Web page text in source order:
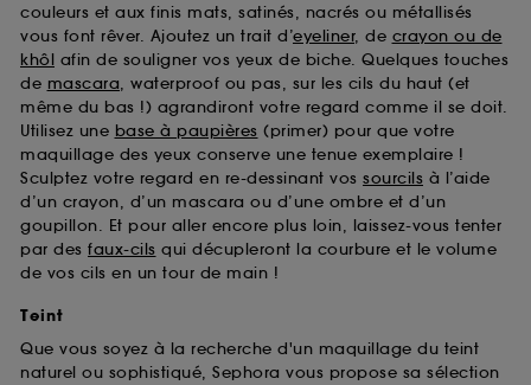
couleurs et aux finis mats, satinés, nacrés ou métallisés
vous font rêver. Ajoutez un trait d’eyeliner, de crayon ou de
khôl afin de souligner vos yeux de biche. Quelques touches
de mascara, waterproof ou pas, sur les cils du haut (et
même du bas !) agrandiront votre regard comme il se doit.
Utilisez une base à paupières (primer) pour que votre
maquillage des yeux conserve une tenue exemplaire !
Sculptez votre regard en re-dessinant vos sourcils à l’aide
d’un crayon, d’un mascara ou d’une ombre et d’un
goupillon. Et pour aller encore plus loin, laissez-vous tenter
par des faux-cils qui décupleront la courbure et le volume
de vos cils en un tour de main !
Teint
Que vous soyez à la recherche d'un maquillage du teint
naturel ou sophistiqué, Sephora vous propose sa sélection